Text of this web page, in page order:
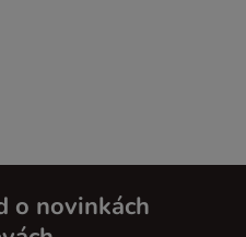
o novinkách